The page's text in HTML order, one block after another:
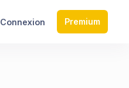
Connexion Premium